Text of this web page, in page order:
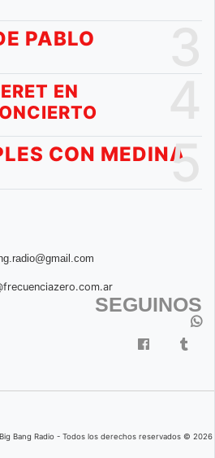
PABLO
EN
5
CON MEDINA
SEGUINOS
Big Bang Radio - Todos los derechos reservados © 2026